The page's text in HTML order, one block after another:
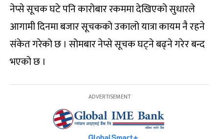
नेप्से सूचक घटे पनि कारोबार रकममा देखिएको सुधारले
आगामी दिनमा बजार सूचकको उकालो यात्रा कायम नै रहने
संकेत गरेको छ । सोमबार नेप्से सूचक घट्ने बढ्ने गरेर बन्द
भएको छ ।